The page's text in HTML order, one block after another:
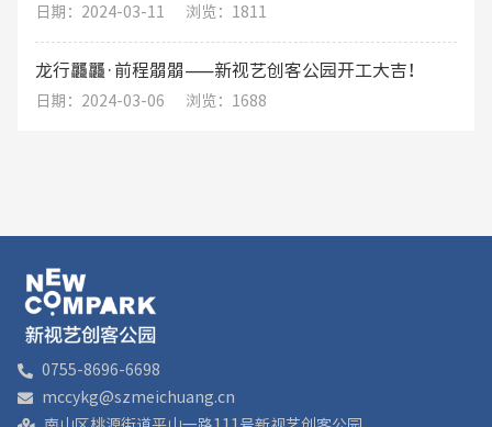
日期：2024-03-11 浏览：1811
龙行龘龘·前程朤朤——新视艺创客公园开工大吉！
日期：2024-03-06 浏览：1688
0755-8696-6698
mccykg@szmeichuang.cn